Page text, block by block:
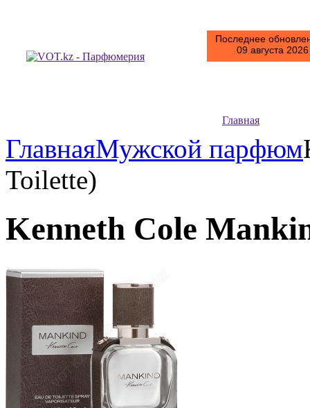
Последнее
09 августа
Главная
ГлавнаяМужской парфюм
Toilette)
Kenneth Cole